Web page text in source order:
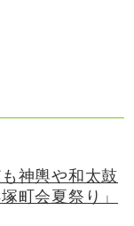
神輿や和太鼓
町会夏祭り」